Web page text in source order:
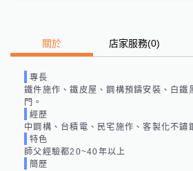
關於 店家服務(0)
專長
鐵件施作、鐵皮屋、鋼構預鑄安裝、白鐵
門。
經歷
中鋼構、台積電、民宅施作、客製化不鏽
特色
師父經驗都20~40年以上
簡歷